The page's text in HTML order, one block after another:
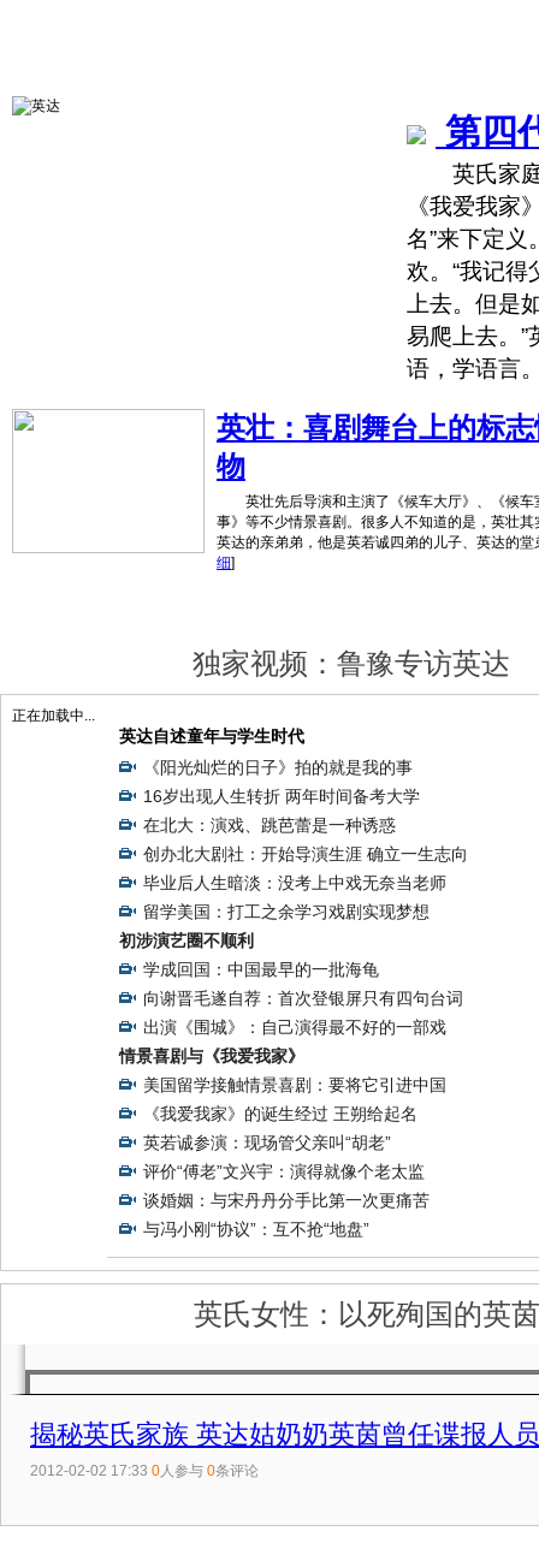
第四
英氏家庭
《我爱我家
名”来下定义
欢。“我记
上去。但是
易爬上去。
语，学语言
英壮：喜剧舞台上的标
物
英壮先后导演和主演了《候车大厅》、《候车
事》等不少情景喜剧。很多人不知道的是，英壮其
英达的亲弟弟，他是英若诚四弟的儿子、英达的堂
细]
独家视频：鲁豫专访英达
正在加载中...
英达自述童年与学生时代
《阳光灿烂的日子》拍的就是我的事
16岁出现人生转折 两年时间备考大学
在北大：演戏、跳芭蕾是一种诱惑
创办北大剧社：开始导演生涯 确立一生志向
毕业后人生暗淡：没考上中戏无奈当老师
留学美国：打工之余学习戏剧实现梦想
初涉演艺圈不顺利
学成回国：中国最早的一批海龟
向谢晋毛遂自荐：首次登银屏只有四句台词
出演《围城》：自己演得最不好的一部戏
情景喜剧与《我爱我家》
美国留学接触情景喜剧：要将它引进中国
《我爱我家》的诞生经过 王朔给起名
英若诚参演：现场管父亲叫“胡老”
评价“傅老”文兴宇：演得就像个老太监
谈婚姻：与宋丹丹分手比第一次更痛苦
与冯小刚“协议”：互不抢“地盘”
英氏女性：以死殉国的英茵
揭秘英氏家族 英达姑奶奶英茵曾任谍报人
2012-02-02 17:33 0人参与 0条评论